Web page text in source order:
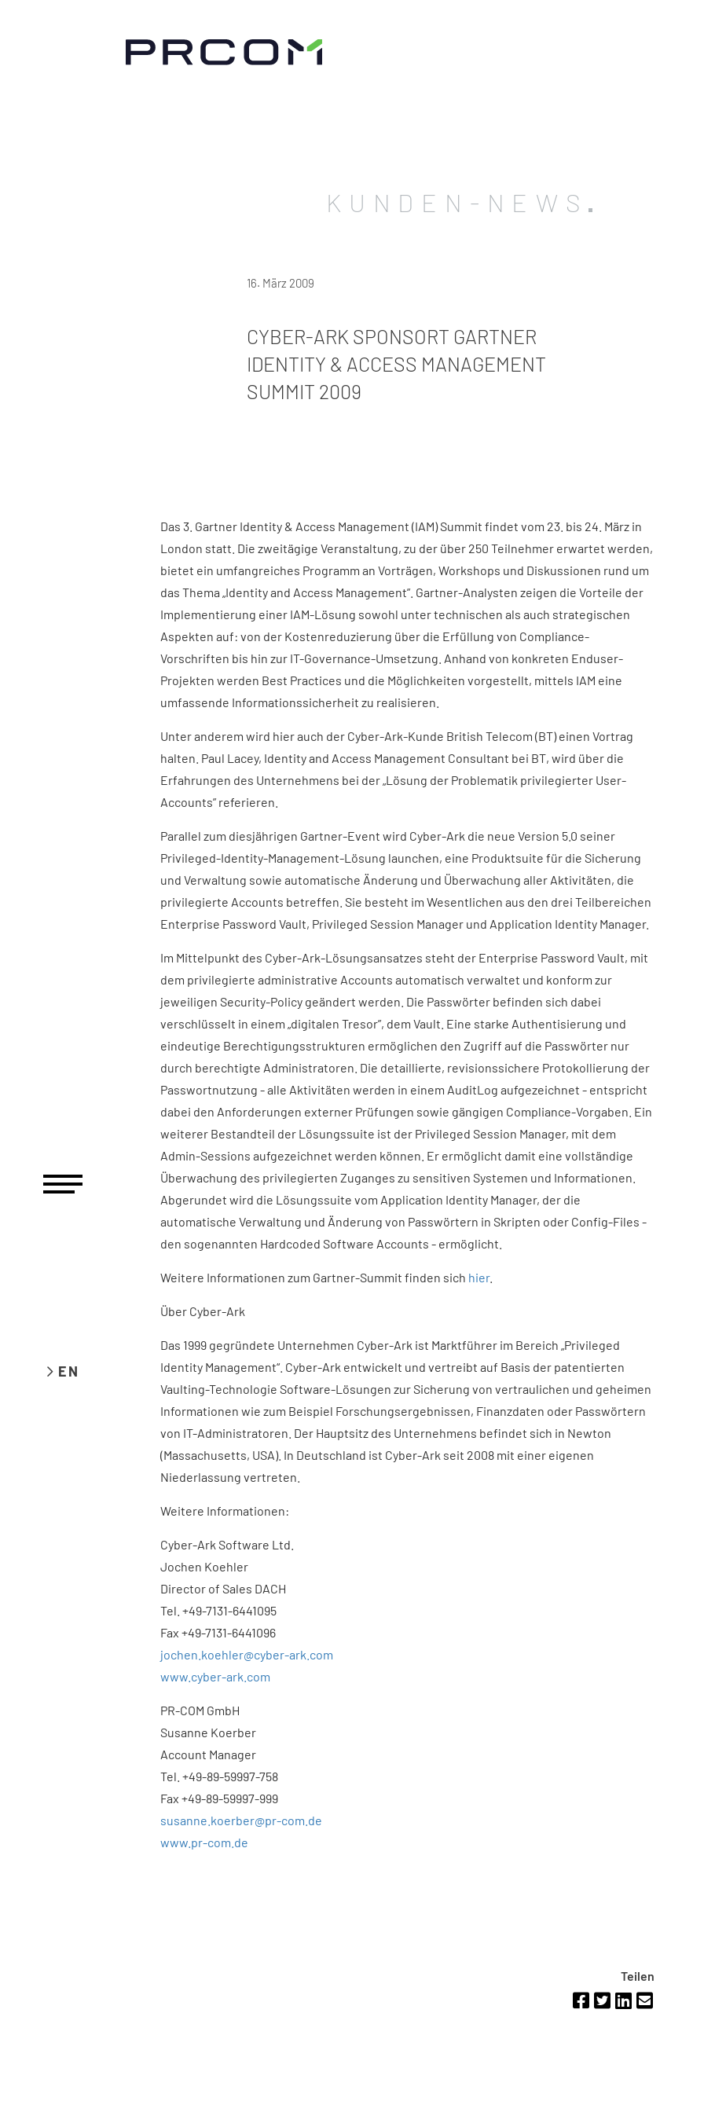
EN
KUNDEN-NEWS
16. März 2009
CYBER-ARK SPONSORT GARTNER
IDENTITY & ACCESS MANAGEMENT
SUMMIT 2009
Das 3. Gartner Identity & Access Management (IAM) Summit findet vom 23. bis 24. März in
London statt. Die zweitägige Veranstaltung, zu der über 250 Teilnehmer erwartet werden,
bietet ein umfangreiches Programm an Vorträgen, Workshops und Diskussionen rund um
das Thema „Identity and Access Management”. Gartner-Analysten zeigen die Vorteile der
Implementierung einer IAM-Lösung sowohl unter technischen als auch strategischen
Aspekten auf: von der Kostenreduzierung über die Erfüllung von Compliance-
Vorschriften bis hin zur IT-Governance-Umsetzung. Anhand von konkreten Enduser-
Projekten werden Best Practices und die Möglichkeiten vorgestellt, mittels IAM eine
umfassende Informationssicherheit zu realisieren.
Unter anderem wird hier auch der Cyber-Ark-Kunde British Telecom (BT) einen Vortrag
halten. Paul Lacey, Identity and Access Management Consultant bei BT, wird über die
Erfahrungen des Unternehmens bei der „Lösung der Problematik privilegierter User-
Accounts” referieren.
Parallel zum diesjährigen Gartner-Event wird Cyber-Ark die neue Version 5.0 seiner
Privileged-Identity-Management-Lösung launchen, eine Produktsuite für die Sicherung
und Verwaltung sowie automatische Änderung und Überwachung aller Aktivitäten, die
privilegierte Accounts betreffen. Sie besteht im Wesentlichen aus den drei Teilbereichen
Enterprise Password Vault, Privileged Session Manager und Application Identity Manager.
Im Mittelpunkt des Cyber-Ark-Lösungsansatzes steht der Enterprise Password Vault, mit
dem privilegierte administrative Accounts automatisch verwaltet und konform zur
jeweiligen Security-Policy geändert werden. Die Passwörter befinden sich dabei
verschlüsselt in einem „digitalen Tresor”, dem Vault. Eine starke Authentisierung und
eindeutige Berechtigungsstrukturen ermöglichen den Zugriff auf die Passwörter nur
durch berechtigte Administratoren. Die detaillierte, revisionssichere Protokollierung der
Passwortnutzung - alle Aktivitäten werden in einem AuditLog aufgezeichnet - entspricht
dabei den Anforderungen externer Prüfungen sowie gängigen Compliance-Vorgaben. Ein
weiterer Bestandteil der Lösungssuite ist der Privileged Session Manager, mit dem
Admin-Sessions aufgezeichnet werden können. Er ermöglicht damit eine vollständige
Überwachung des privilegierten Zuganges zu sensitiven Systemen und Informationen.
Abgerundet wird die Lösungssuite vom Application Identity Manager, der die
automatische Verwaltung und Änderung von Passwörtern in Skripten oder Config-Files -
den sogenannten Hardcoded Software Accounts - ermöglicht.
Weitere Informationen zum Gartner-Summit finden sich hier.
Über Cyber-Ark
Das 1999 gegründete Unternehmen Cyber-Ark ist Marktführer im Bereich „Privileged
Identity Management“. Cyber-Ark entwickelt und vertreibt auf Basis der patentierten
Vaulting-Technologie Software-Lösungen zur Sicherung von vertraulichen und geheimen
Informationen wie zum Beispiel Forschungsergebnissen, Finanzdaten oder Passwörtern
von IT-Administratoren. Der Hauptsitz des Unternehmens befindet sich in Newton
(Massachusetts, USA). In Deutschland ist Cyber-Ark seit 2008 mit einer eigenen
Niederlassung vertreten.
Weitere Informationen:
Cyber-Ark Software Ltd.
Jochen Koehler
Director of Sales DACH
Tel. +49-7131-6441095
Fax +49-7131-6441096
jochen.koehler@cyber-ark.com
www.cyber-ark.com
PR-COM GmbH
Susanne Koerber
Account Manager
Tel. +49-89-59997-758
Fax +49-89-59997-999
susanne.koerber@pr-com.de
www.pr-com.de
Teilen